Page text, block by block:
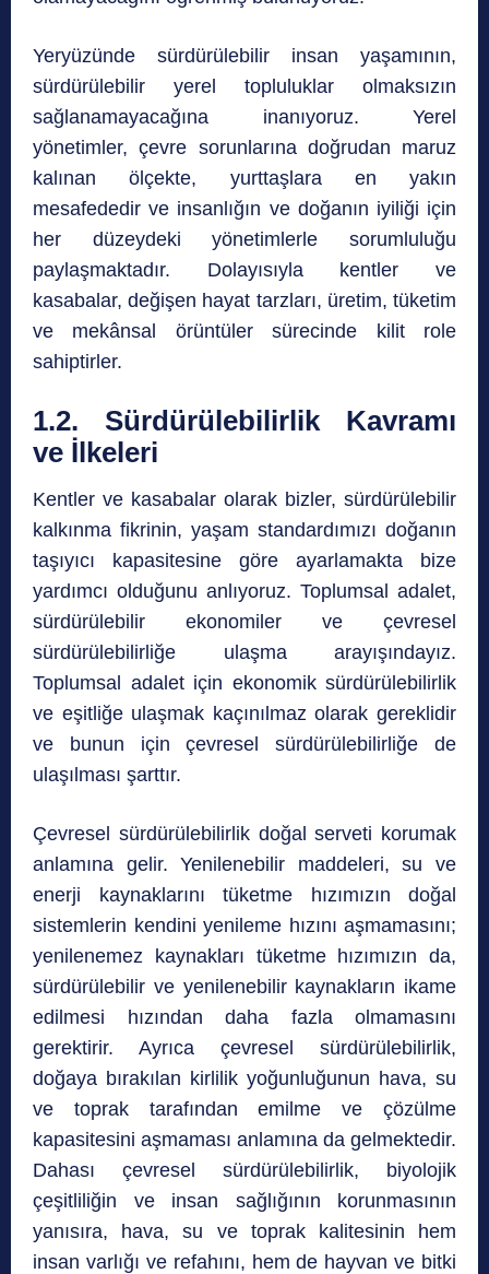
Yeryüzünde sürdürülebilir insan yaşamının,
sürdürülebilir yerel topluluklar olmaksızın
sağlanamayacağına inanıyoruz. Yerel
yönetimler, çevre sorunlarına doğrudan maruz
kalınan ölçekte, yurttaşlara en yakın
mesafededir ve insanlığın ve doğanın iyiliği için
her düzeydeki yönetimlerle sorumluluğu
paylaşmaktadır. Dolayısıyla kentler ve
kasabalar, değişen hayat tarzları, üretim, tüketim
ve mekânsal örüntüler sürecinde kilit role
sahiptirler.
1.2. Sürdürülebilirlik Kavramı
ve İlkeleri
Kentler ve kasabalar olarak bizler, sürdürülebilir
kalkınma fikrinin, yaşam standardımızı doğanın
taşıyıcı kapasitesine göre ayarlamakta bize
yardımcı olduğunu anlıyoruz. Toplumsal adalet,
sürdürülebilir ekonomiler ve çevresel
sürdürülebilirliğe ulaşma arayışındayız.
Toplumsal adalet için ekonomik sürdürülebilirlik
ve eşitliğe ulaşmak kaçınılmaz olarak gereklidir
ve bunun için çevresel sürdürülebilirliğe de
ulaşılması şarttır.
Çevresel sürdürülebilirlik doğal serveti korumak
anlamına gelir. Yenilenebilir maddeleri, su ve
enerji kaynaklarını tüketme hızımızın doğal
sistemlerin kendini yenileme hızını aşmamasını;
yenilenemez kaynakları tüketme hızımızın da,
sürdürülebilir ve yenilenebilir kaynakların ikame
edilmesi hızından daha fazla olmamasını
gerektirir. Ayrıca çevresel sürdürülebilirlik,
doğaya bırakılan kirlilik yoğunluğunun hava, su
ve toprak tarafından emilme ve çözülme
kapasitesini aşmaması anlamına da gelmektedir.
Dahası çevresel sürdürülebilirlik, biyolojik
çeşitliliğin ve insan sağlığının korunmasının
yanısıra, hava, su ve toprak kalitesinin hem
insan varlığı ve refahını, hem de hayvan ve bitki